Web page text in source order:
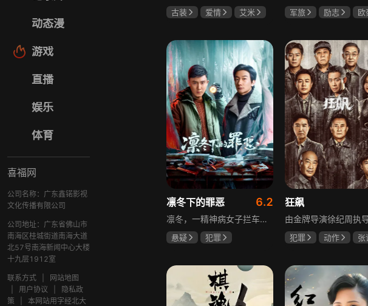
动态漫
游戏
直播
娱乐
体育
喜福网
公司名称：广东鑫锘影视
文化传播有限公司
公司地址：广东省佛山市
南海区桂城街道南海大道
北57号南海新闻中心大楼
十九层1912室
联系方式
网站地图
用户协议
隐私政
策
本网站用字经北大
古装 爱情
艾米
军旅 励志
欧
凛冬下的罪恶 6.2
凛冬，一精神病女子拦车报案，称丈夫杀人，刑警沈栋梁吴红兵由此揭开系列碎尸案真相。然而风浪未平，储蓄所抢劫杀人案，少女失踪案，流窜抢车案接连发生，沈栋梁与吴红兵追凶之际，竟牵出改变二人命运的人性悲剧。
悬疑
犯罪
狂飙
犯罪 动作
张